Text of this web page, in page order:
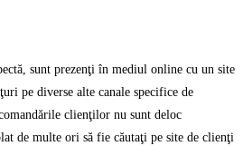
sunt prezenţi în mediul online cu un site
pe diverse alte canale specifice de
clienţilor nu sunt deloc
de multe ori să fie căutaţi pe site de clienţi